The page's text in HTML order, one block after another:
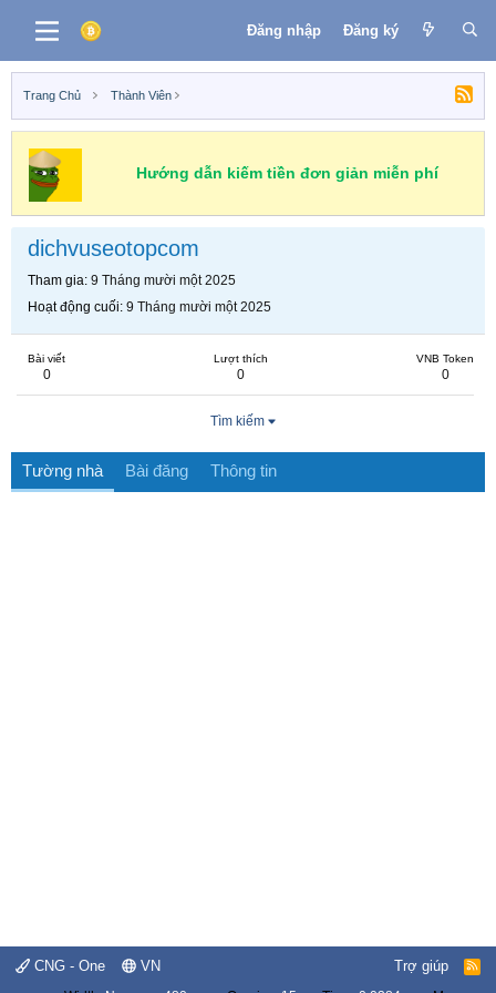
Đăng nhập Đăng ký
Trang Chủ Thành Viên
Hướng dẫn kiếm tiền đơn giản miễn phí
dichvuseotopcom
Tham gia 9 Tháng mười một 2025
Hoạt động cuối 9 Tháng mười một 2025
Bài viết
0
Lượt thích
0
VNB Token
0
Tìm kiếm
Tường nhà Bài đăng Thông tin
CNG - One VN Trợ giúp
R